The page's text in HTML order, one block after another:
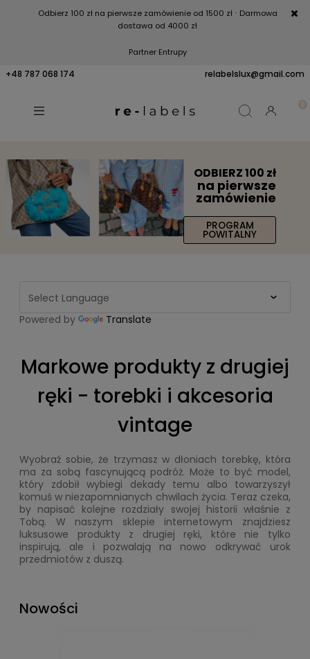
Odbierz 100 zł na pierwsze zamówienie od 1500 zł⋅ Darmowa
dostawa od 4000 zł
Partner Entrupy
+48 787 068 174 relabelslux@gmail.com
ODBIERZ 100 zł
na pierwsze
zamówienie
PROGRAM
POWITALNY
Powered by Translate
Markowe produkty z drugiej
ręki - torebki i akcesoria
vintage
Wyobraź sobie, że trzymasz w dłoniach torebkę, która
ma za sobą fascynującą podróż. Może to być model,
który zdobił wybiegi dekady temu albo towarzyszył
komuś w niezapomnianych chwilach życia. Teraz czeka,
by napisać kolejne rozdziały swojej historii właśnie z
Tobą. W naszym sklepie internetowym znajdziesz
luksusowe produkty z drugiej ręki, które nie tylko
inspirują, ale i pozwalają na nowo odkrywać urok
przedmiotów z duszą.
Nowości